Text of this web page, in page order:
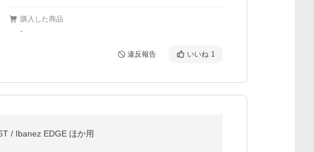
購入した商品
-
違反報告 いいね 1
/ Ibanez EDGE ほか用